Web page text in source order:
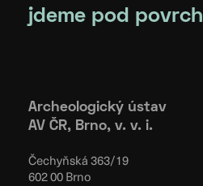
jdeme pod povrch
Archeologický ústav
AV ČR, Brno, v. v. i.
Čechyňská 363/19
602 00 Brno